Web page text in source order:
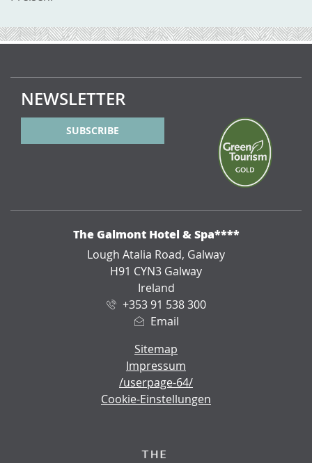
NEWSLETTER
SUBSCRIBE
ADRESSEThe Galmont Hotel & Spa****
Lough Atalia Road, Galway
H91 CYN3 Galway
Ireland
+353 91 538 300
Email
Sitemap
Impressum
/userpage-64/
Cookie-Einstellungen